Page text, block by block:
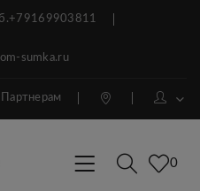
sumka.ru
Партнерам
0